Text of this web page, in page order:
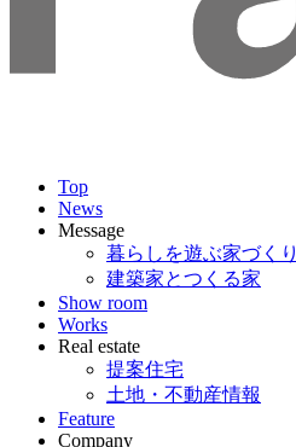
Top
News
Message
暮らしを遊ぶ家づくり
建築家とつくる家
Show room
Works
Real estate
提案住宅
土地・不動産情報
Feature
Company